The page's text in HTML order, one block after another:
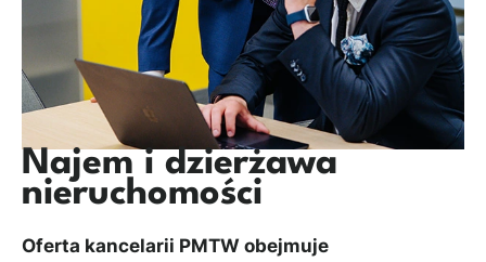
Najem i dzierżawa
nieruchomości
Oferta kancelarii PMTW obejmuje